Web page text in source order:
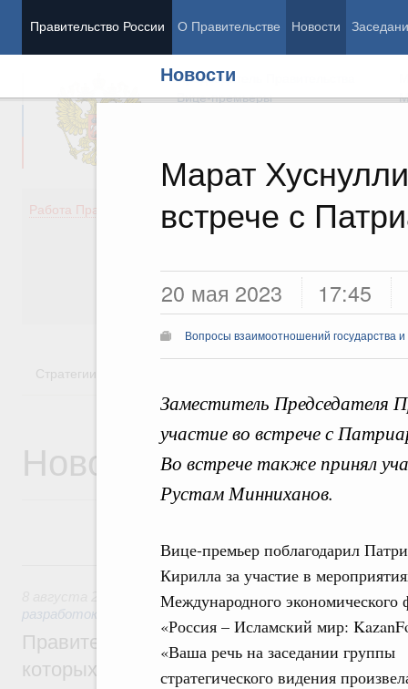
Правительство России О Правительстве Новости
Новости
Марат
встрече с
20 мая 2023 17:45
Вопросы взаимоотношений государства
Заместитель Председателя
участие во встрече с
Во встрече также принял
Рустам Минниханов.
Вице-премьер поблагодарил
Кирилла за участие в
Международного экономического
«Россия – Исламский мир:
«Ваша речь на заседании группы
стратегического видения
Председатель Правительства
Вице-премьеры
Работа Правительства
Демография
Здоровье
Общество
Государство
Стратегии
Новости
8 августа, суббота
Государственная политика в сфере
разработок
Правительство расширило перечень
которых освобождаются от НДФЛ